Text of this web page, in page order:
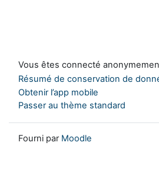
Vous êtes connecté
Résumé de conservation de
Obtenir l’app mobile
Passer au thème standard
Fourni par Moodle